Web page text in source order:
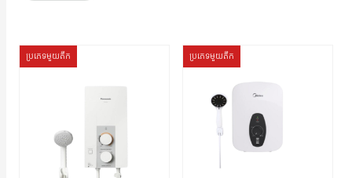
ប្រភេទមួយតឹក ប្រភេទមួយតឹក